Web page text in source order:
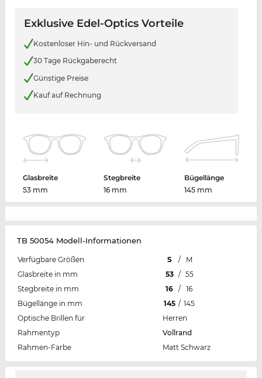
Exklusive Edel-Optics Vorteile
Kostenloser Hin- und Rückversand
30 Tage Rückgaberecht
Günstige Preise
Kauf auf Rechnung
Glasbreite
53 mm
Stegbreite
16 mm
Bügellänge
145 mm
TB 50054 Modell-Informationen
Verfügbare Größen S /
M
Glasbreite in mm
53 / 55
Stegbreite in mm
16 /
16
Bügellänge in mm
145 / 145
Optische Brillen für
Herren
Rahmentyp
Vollrand
Rahmen-Farbe
Matt Schwarz